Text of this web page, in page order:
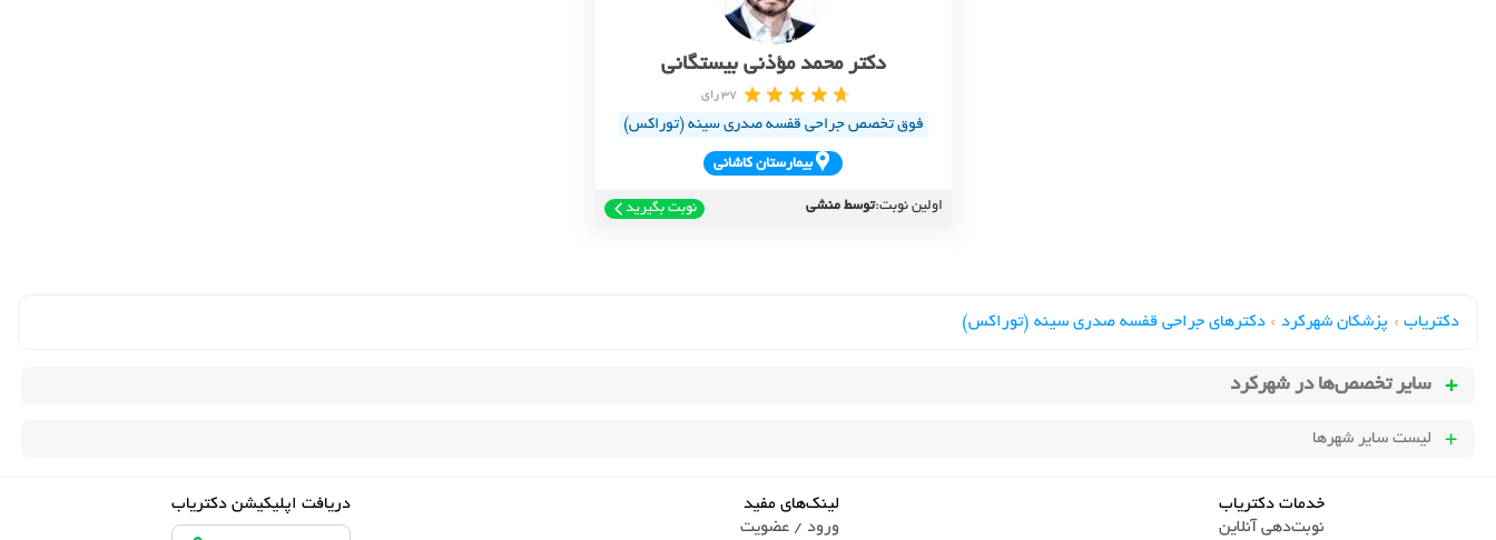
دکتر محمد مؤذنی بیستگانی
37 رای
فوق تخصص جراحی قفسه صدری سینه (توراکس)
بيمارستان کاشاني
اولین نوبت:توسط منشی نوبت بگیرید
دکتریاب › پزشکان شهرکرد › دکترهای جراحي قفسه صدري سينه (توراکس)
سایر تخصص‌ها در شهرکرد
لیست سایر شهرها
خدمات دکتریاب
نوبت‌دهی آنلاین
لینک‌های مفید
ورود / عضویت
دریافت اپلیکیشن دکتریاب